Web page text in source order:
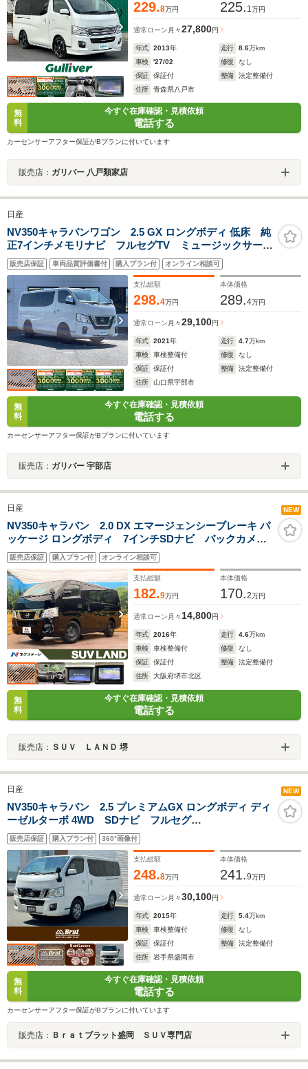
ライト フォグ 社外17AW 冬タイヤ有り
229.8万円 225. 1 万円
通常ローン 月々27,800円
年式 2013年 走行 8.6万km
車検
'27/02 修復
なし
保証
保証付 整備
法定整備付
住所
青森県八戸市
無
料
今すぐ在庫確認・見積依頼
電話する
カーセンサーアフター保証がBプランに付いています
販売店： ガリバー 八戸類家店
日産
NV350キャラバンワゴン 2.5 GX ロングボディ 低床 純
正7インチメモリナビ フルセグTV ミュージックサーバ
ー アラウンドビューモニター ETC 後席エアコン
片側パワースライドドア チップアップシート 社外15
インチアルミホイール 保証書 記録簿
販売店保証 車両品質評価書付 購入プラン付 オンライン相談可
支払総額
298.4万円
本体価格
289.4万円
通常ローン 月々29,100円
年式 2021年 走行 4.7万km
車検
車検整備付 修復
なし
保証
保証付 整備
法定整備付
住所
山口県宇部市
無
料
今すぐ在庫確認・見積依頼
電話する
カーセンサーアフター保証がBプランに付いています
販売店： ガリバー 宇部店
日産 NEW
NV350キャラバン 2.0 DX エマージェンシーブレーキ パ
ッケージ ロングボディ 7インチSDナビ バックカメ
ラ 衝突被害軽減システム 禁煙車 ドラレコ LEDヘ
ッド ETC Bluetooth CD DVD再生 フルセグ モ
ケットシート
販売店保証 購入プラン付 オンライン相談可
支払総額
182.9万円
本体価格
170.2万円
通常ローン 月々14,800円
年式 2016年 走行 4.6万km
車検
車検整備付 修復
なし
保証
保証付 整備
法定整備付
住所
大阪府堺市北区
無
料
今すぐ在庫確認・見積依頼
電話する
販売店： ＳＵＶ ＬＡＮＤ 堺
日産 NEW
NV350キャラバン 2.5 プレミアムGX ロングボディ ディ
ーゼルターボ 4WD SDナビ フルセグ
TV/CD/DVD/Bluetooth バックカメラ パートタイム
4WD LEDヘッドライト フォグランプ オートライ
ト 純正フロアマット ETC ドライブレコーダー ス
ペアキー
販売店保証 購入プラン付 360°画像付
支払総額
248.8万円
本体価格
241.9万円
通常ローン 月々30,100円
年式 2015年 走行 5.4万km
車検
車検整備付 修復
なし
保証
保証付 整備
法定整備付
住所
岩手県盛岡市
無
料
今すぐ在庫確認・見積依頼
電話する
カーセンサーアフター保証がBプランに付いています
販売店： Ｂｒａｔブラット盛岡 ＳＵＶ専門店